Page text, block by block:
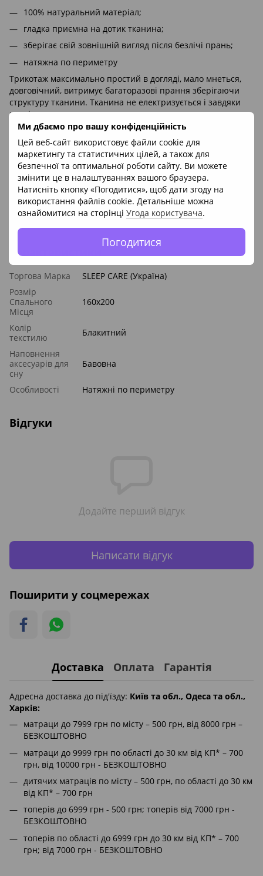
Ми дбаємо про вашу конфіденційність
Цей веб-сайт використовує файли cookie для
маркетингу та статистичних цілей, а також для
безпечної та оптимальної роботи сайту. Ви можете
змінити це в налаштуваннях вашого браузера.
Натисніть кнопку «Погодитися», щоб дати згоду на
використання файлів cookie. Детальніше можна
ознайомитися на сторінці Угода користувача.
Погодитися
100% натуральний матеріал;
гладка приємна на дотик тканина;
зберігає свій зовнішній вигляд після безлічі прань;
натяжна по периметру
Трикотаж максимально простий в догляді, мало мнеться,
довговічний, витримує багаторазові прання зберігаючи
структуру тканини. Тканина не електризується і завдяки
плетінню нитки має гладку, приємну на дотик поверхню.
Завдяки різноманітності предметів постільної білизни
представлених ТМ Sleep Care, можна з легкістю зібрати
комплект, який змінить дизайн Вашої спальні і підніме
настрій. У лінійці представлені - підковдра, наволочка,
простирадло, які представлені в різних тканинах і різних
колірних рішеннях.
* Колір товару на фото може відрізнятися від реального.
: ТМ Sleep Care (Україна)
Характеристики
Торгова Марка
SLEEP CARE (Україна)
Розмір
Спального
Місця
160x200
Колір
текстилю
Блакитний
Наповнення
аксесуарів для
сну
Бавовна
Особливості Натяжні по периметру
Відгуки
Додайте перший відгук
Написати відгук
Поширити у соцмережах
Доставка Оплата Гарантія
Адресна доставка до під'їзду: Київ та обл., Одеса та обл.,
Харків:
матраци до 7999 грн по місту – 500 грн, від 8000 грн –
БЕЗКОШТОВНО
матраци до 9999 грн по області до 30 км від КП* – 700
грн, від 10000 грн - БЕЗКОШТОВНО
дитячих матраців по місту – 500 грн, по області до 30 км
від КП* – 700 грн
топерів до 6999 грн - 500 грн; топерів від 7000 грн -
БЕЗКОШТОВНО
топерів по області до 6999 грн до 30 км від КП* – 700
грн; від 7000 грн - БЕЗКОШТОВНО